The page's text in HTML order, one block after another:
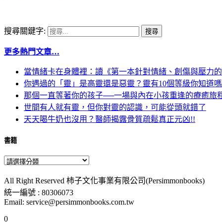
搜尋關鍵字:
更多熱門文章…
當情緒卡在身體裡：讀《第一本針對情緒、創傷與壓力的
你遇過的「靈」是高靈還是惡靈？靈有10個等級你知道嗎
那個一直等著你的孩子──一場與內在小孩重逢的療癒旅
世間有人就有靈，但你對靈的認識，可能從頭就錯了
天天喝牛奶也沒用？醫師揭露骨質疏鬆真正元凶!!
書籍
All Right Reserved 柿子文化事業有限公司(Persimmonbooks)
統一編號 : 80306073
Email: service@persimmonbooks.com.tw
0